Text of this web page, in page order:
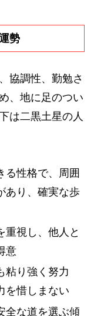
勢
協調性、勤勉さ
、地に足のつい
は二黒土星の人
る性格で、周囲
あり、確実な歩
重視し、他人と
意
粘り強く努力
を惜しまない
全な道を選ぶ傾